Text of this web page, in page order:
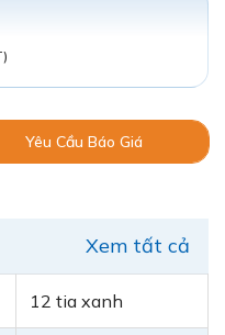
Yêu Cầu Báo Giá
Xem tất cả
12 tia xanh